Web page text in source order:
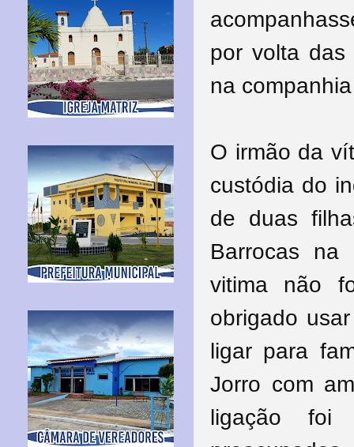
por volta
na
O irmão da
custódia do
de duas
Barrocas
vitima não
obrigado
ligar para
Jorro com
ligação foi